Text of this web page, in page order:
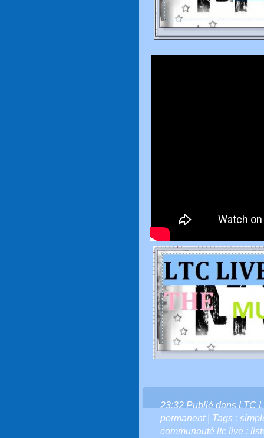
23:32 Publié dans LTC
permanent| Tags :
communauté ltc live :